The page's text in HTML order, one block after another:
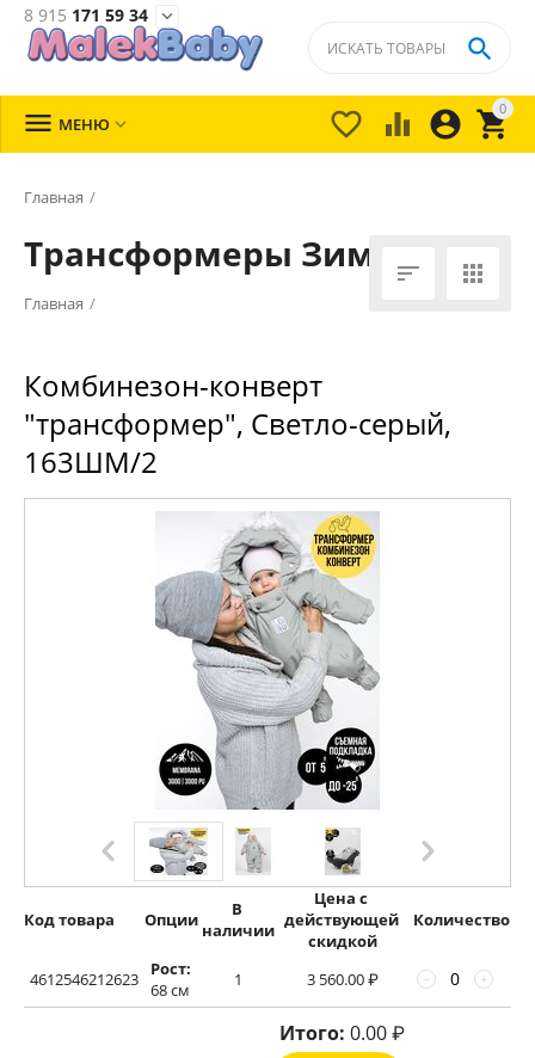
8 915 171 59 34 
0


 

 МЕНЮ 
Главная /
Трансформеры Зима
Главная /
 
Комбинезон-конверт
"трансформер", Светло-серый,
163ШМ/2
Код товара Опции
В
наличии
Цена с
действующей
скидкой
Количество
4612546212623
Рост:
68 см
1 3 560.00₽ +
−
Итого: 0.00₽